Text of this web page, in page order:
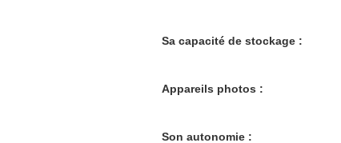
Sa capacité de stockage :
Appareils photos :
Son autonomie :